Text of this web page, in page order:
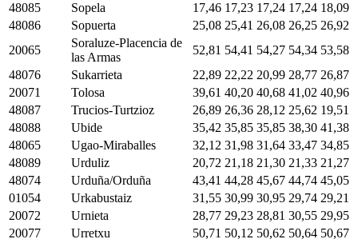
48085
Sopela 17,46 17,23 17,24 17,24 18,09
48086
Sopuerta 25,08 25,41 26,08 26,25 26,92
20065
Soraluze-Placencia de
las Armas
52,81 54,41 54,27 54,34 53,58
48076
Sukarrieta 22,89 22,22 20,99 28,77 26,87
20071
Tolosa 39,61 40,20 40,68 41,02 40,96
48087
Trucios-Turtzioz 26,89 26,36 28,12 25,62 19,51
48088
Ubide 35,42 35,85 35,85 38,30 41,38
48065
Ugao-Miraballes 32,12 31,98 31,64 33,47 34,85
48089
Urduliz 20,72 21,18 21,30 21,33 21,27
48074
Urduña/Orduña 43,41 44,28 45,67 44,74 45,05
01054
Urkabustaiz 31,55 30,99 30,95 29,74 29,21
20072
Urnieta 28,77 29,23 28,81 30,55 29,95
20077
Urretxu 50,71 50,12 50,62 50,64 50,67